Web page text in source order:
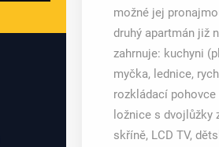
možné jej
druhý apartmán již
zahrnuje: kuchyni
myčka, lednice,
rozkládací
ložnice s dvojlůžky
skříně, LCD TV,